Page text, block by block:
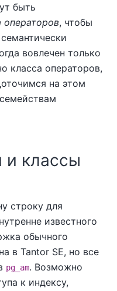
быть
операторов, чтобы
вовлечен только
класса операторов,
на этом
и классы
строку для
известного
обычного
в Tantor SE, но все
pg_am. Возможно
к индексу,